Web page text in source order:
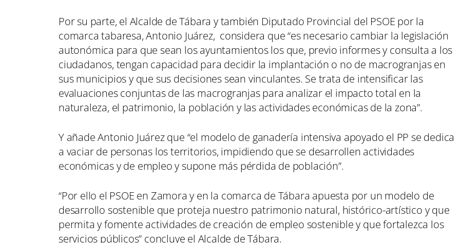
Por su parte, el Alcalde de Tábara y también Diputado Provincial del PSOE por la
comarca tabaresa, Antonio Juárez, considera que “es necesario cambiar la legislación
autonómica para que sean los ayuntamientos los que, previo informes y consulta a los
ciudadanos, tengan capacidad para decidir la implantación o no de macrogranjas en
sus municipios y que sus decisiones sean vinculantes. Se trata de intensificar las
evaluaciones conjuntas de las macrogranjas para analizar el impacto total en la
naturaleza, el patrimonio, la población y las actividades económicas de la zona”.
Y añade Antonio Juárez que “el modelo de ganadería intensiva apoyado el PP se dedica
a vaciar de personas los territorios, impidiendo que se desarrollen actividades
económicas y de empleo y supone más pérdida de población”.
“Por ello el PSOE en Zamora y en la comarca de Tábara apuesta por un modelo de
desarrollo sostenible que proteja nuestro patrimonio natural, histórico-artístico y que
permita y fomente actividades de creación de empleo sostenible y que fortalezca los
servicios públicos” concluye el Alcalde de Tábara.